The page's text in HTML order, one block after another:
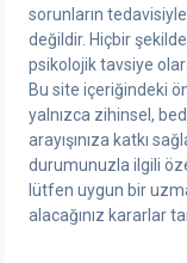
sorunların
değildir. Hiçbir
psikolojik tavsiye
Bu site içeriğindeki
yalnızca zihinsel,
arayışınıza katkı
durumunuzla ilgili
lütfen uygun bir
alacağınız kararlar